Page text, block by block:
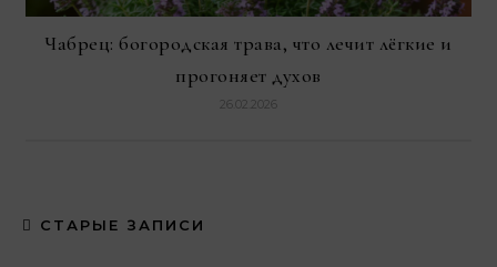
Чабрец: богородская трава, что лечит лёгкие и
прогоняет духов
26.02.2026
СТАРЫЕ ЗАПИСИ